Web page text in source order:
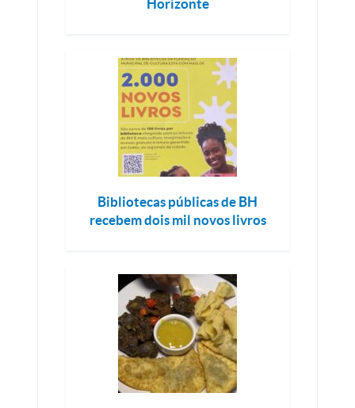
Horizonte
Bibliotecas públicas de BH
recebem dois mil novos livros